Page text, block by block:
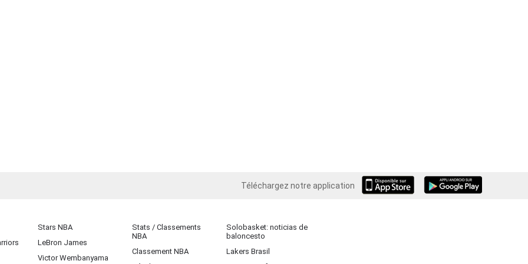
Téléchargez notre application
iOS Android
Stars NBA
LeBron James
Victor Wembanyama
Stats / Classements
NBA
Classement NBA
Solobasket: noticias de
baloncesto
Lakers Brasil